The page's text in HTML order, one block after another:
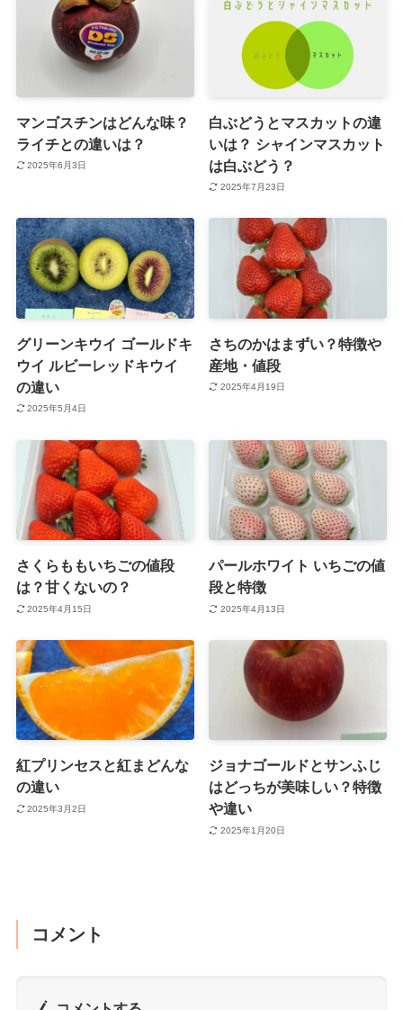
マンゴスチンはどんな味？
ライチとの違いは？
2025年6月3日
白ぶどうとマスカットの違
いは？ シャインマスカット
は白ぶどう？
2025年7月23日
グリーンキウイ ゴールドキ
ウイ ルビーレッドキウイ
の違い
2025年5月4日
さちのかはまずい？特徴や
産地・値段
2025年4月19日
さくらももいちごの値段
は？甘くないの？
2025年4月15日
パールホワイト いちごの値
段と特徴
2025年4月13日
紅プリンセスと紅まどんな
の違い
2025年3月2日
ジョナゴールドとサンふじ
はどっちが美味しい？特徴
や違い
2025年1月20日
コメント